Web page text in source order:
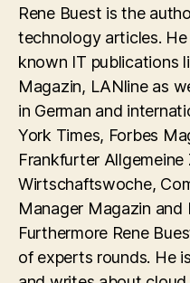
Rene Buest is the
technology articles.
known IT publications
Magazin, LANline as
in German and
York Times, Forbes
Frankfurter Allgemeine
Wirtschaftswoche,
Manager Magazin and
Furthermore Rene
of experts rounds. He